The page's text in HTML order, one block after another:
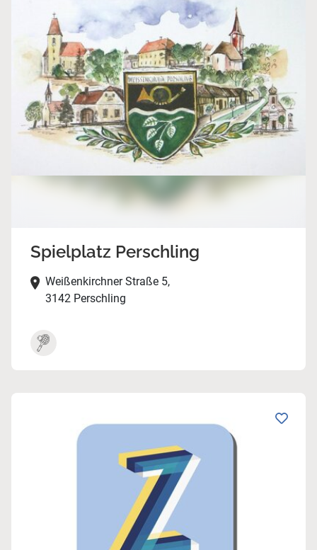
Spielplatz Perschling
Weißenkirchner Straße 5,
3142 Perschling